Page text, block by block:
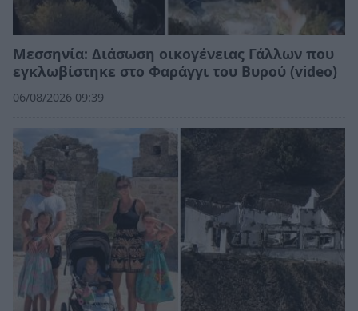
Μεσσηνία: Διάσωση οικογένειας Γάλλων που
εγκλωβίστηκε στο Φαράγγι του Βυρού (video)
06/08/2026 09:39